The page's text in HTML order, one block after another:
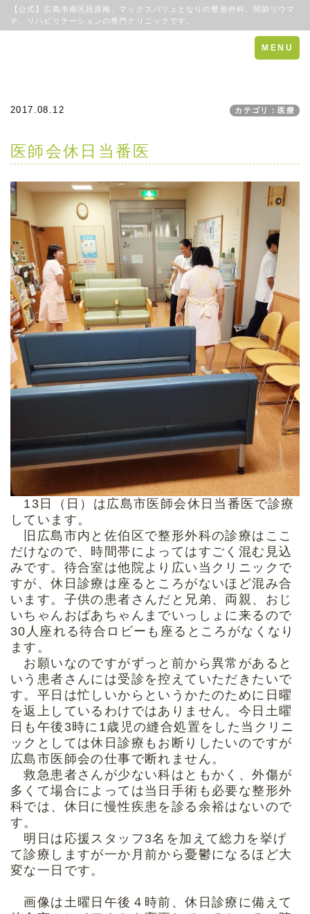
【公式】広島市南区段原南、マックスバリュとなりの整形外科、関節リウマ
チ、リハビリテーションの専門クリニックです。
Toggle
navigation
MENU
2017.08.12 カテゴリ：医療
医師会休日当番医
13日（日）は広島市医師会休日当番医で診療
しています。
旧広島市内と佐伯区で整形外科の診療はここ
だけなので、時間帯によってはすごく混む見込
みです。待合室は他院より広い当クリニックで
すが、休日診療は座るところがないほど混み合
います。子供の患者さんだと兄弟、両親、おじ
いちゃんおばあちゃんまでいっしょに来るので
30人座れる待合ロビーも座るところがなくなり
ます。
お願いなのですがずっと前から異常があると
いう患者さんには受診を控えていただきたいで
す。平日は忙しいからというかたのために日曜
を返上しているわけではありません。今日土曜
日も午後3時に1歳児の縫合処置をした当クリニ
ックとしては休日診療もお断りしたいのですが
広島市医師会の仕事で断れません。
救急患者さんが少ない科はともかく、外傷が
多くて場合によっては当日手術も必要な整形外
科では、休日に慢性疾患を診る余裕はないので
す。
明日は応援スタッフ3名を加えて総力を挙げ
て診療しますが一か月前から憂鬱になるほど大
変な一日です。
画像は土曜日午後４時前、休日診療に備えて